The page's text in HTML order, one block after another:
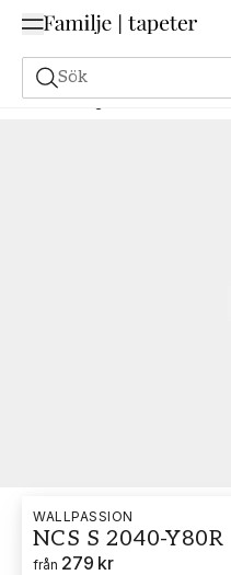
Sök
Målarfärg Beställ utifrån NCS
WALLPASSION
NCS S 2040-Y80R
från 279 kr